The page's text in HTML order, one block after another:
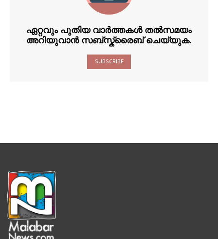
ഏറ്റവും പുതിയ വാർത്തകൾ തൽസമയം
അറിയുവാൻ സബ്സ്ക്രൈബ് ചെയ്യുക.
SUBSCRIBE